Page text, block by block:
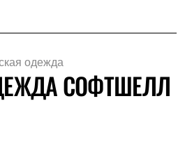
одежда
СОФТШЕЛЛ